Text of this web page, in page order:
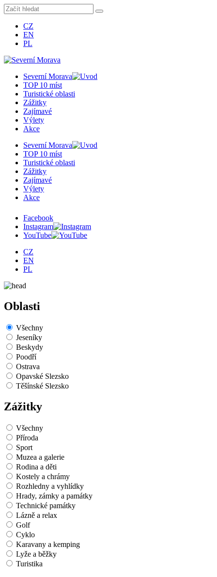
CZ
EN
PL
Severní Morava
TOP 10 míst
Turistické oblasti
Zážitky
Zajímavé
Výlety
Akce
Severní Morava
TOP 10 míst
Turistické oblasti
Zážitky
Zajímavé
Výlety
Akce
Facebook
Instagram
YouTube
CZ
EN
PL
Oblasti
Všechny
Jeseníky
Beskydy
Poodří
Ostrava
Opavské Slezsko
Těšínské Slezsko
Zážitky
Všechny
Příroda
Sport
Muzea a galerie
Rodina a děti
Kostely a chrámy
Rozhledny a vyhlídky
Hrady, zámky a památky
Technické památky
Lázně a relax
Golf
Cyklo
Karavany a kemping
Lyže a běžky
Turistika